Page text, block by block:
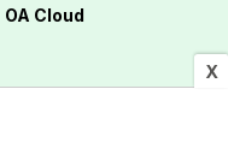
X
OA Cloud